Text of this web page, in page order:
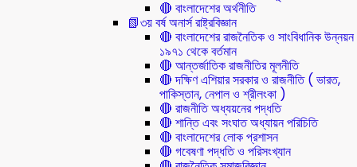
🔴 বাংলাদেশের অর্থনীতি
📗৩য় বর্ষ অনার্স রাষ্ট্রবিজ্ঞান
🔴 বাংলাদেশের রাজনৈতিক ও সাংবিধানিক উন্নয়ন
১৯৭১ থেকে বর্তমান
🔴 আন্তর্জাতিক রাজনীতির মূলনীতি
🔴 দক্ষিণ এশিয়ার সরকার ও রাজনীতি ( ভারত,
পাকিস্তান, নেপাল ও শ্রীলংকা )
🔴 রাজনীতি অধ্যয়নের পদ্ধতি
🔴 শান্তি এবং সংঘাত অধ্যায়ন পরিচিতি
🔴 বাংলাদেশের লোক প্রশাসন
🔴 গবেষণা পদ্ধতি ও পরিসংখ্যান